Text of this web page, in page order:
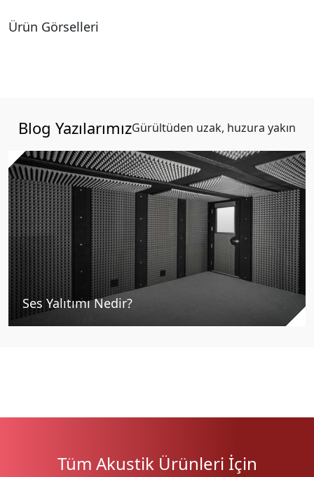
Ürün Görselleri
Blog YazılarımızGürültüden uzak, huzura yakın
Ses Yalıtımı Nedir?
Tüm Akustik Ürünleri İçin